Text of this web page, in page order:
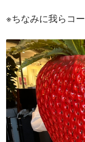
※ちなみに我らコ